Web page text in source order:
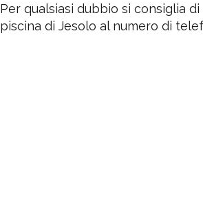
Per qualsiasi dubbio si consiglia
piscina di Jesolo al numero di